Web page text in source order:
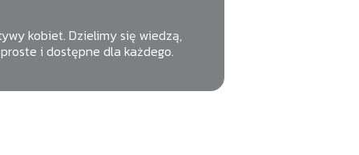
kobiet. Dzielimy się wiedzą,
i dostępne dla każdego.